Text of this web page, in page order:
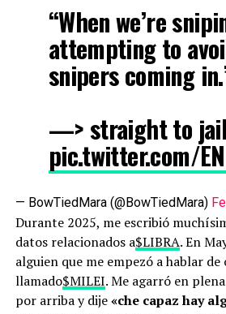
“When we’re
attempting to
snipers coming
—> straight to jail
pic.twitter.com/
— BowTiedMara (@BowTiedMara)
Durante 2025, me escribió
datos relacionados a$LIBRA. En
alguien que me empezó a hablar
llamado$MILEI. Me agarró en
por arriba y dije«che capaz hay